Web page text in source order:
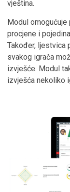
vještina.
Modul
procjene i
Također, ljestvica
svakog igrača
izvješće. Modul
izvješća nekoliko